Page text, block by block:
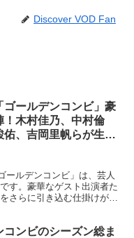
Discover VOD Fan
ゴールデンコンビ」豪
！木村佳乃、中村倫
佑、吉岡里帆らが生む
ールデンコンビ」は、芸人
す。豪華なゲスト出演者た
さらに引き込む仕掛けが話
コンビのシーズン総ま